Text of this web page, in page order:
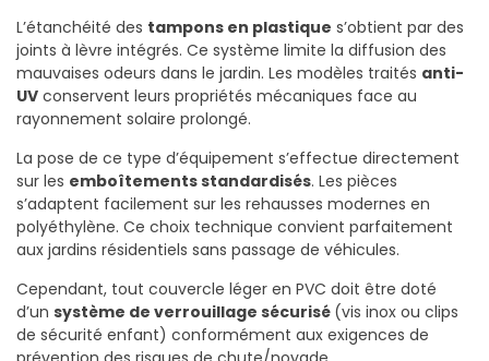
L’étanchéité des tampons en plastique s’obtient par des
joints à lèvre intégrés. Ce système limite la diffusion des
mauvaises odeurs dans le jardin. Les modèles traités anti-
UV conservent leurs propriétés mécaniques face au
rayonnement solaire prolongé.
La pose de ce type d’équipement s’effectue directement
sur les emboîtements standardisés. Les pièces
s’adaptent facilement sur les rehausses modernes en
polyéthylène. Ce choix technique convient parfaitement
aux jardins résidentiels sans passage de véhicules.
Cependant, tout couvercle léger en PVC doit être doté
d’un système de verrouillage sécurisé (vis inox ou clips
de sécurité enfant) conformément aux exigences de